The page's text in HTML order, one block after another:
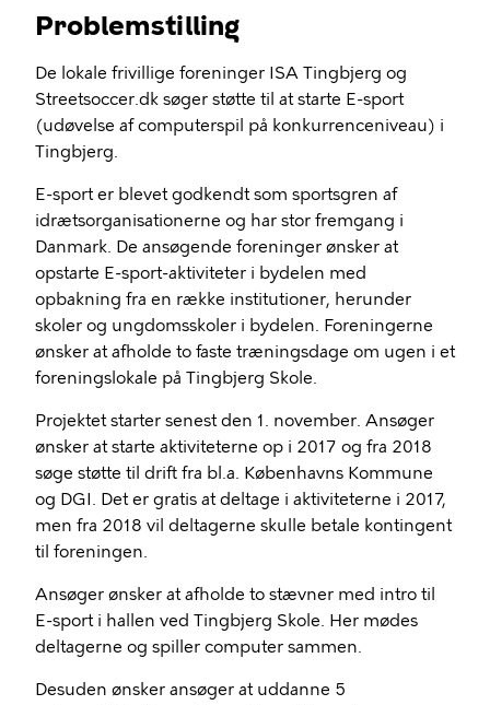
Problemstilling
De lokale frivillige foreninger ISA Tingbjerg og
Streetsoccer.dk søger støtte til at starte E-sport
(udøvelse af computerspil på konkurrenceniveau) i
Tingbjerg.
E-sport er blevet godkendt som sportsgren af
idrætsorganisationerne og har stor fremgang i
Danmark. De ansøgende foreninger ønsker at
opstarte E-sport-aktiviteter i bydelen med
opbakning fra en række institutioner, herunder
skoler og ungdomsskoler i bydelen. Foreningerne
ønsker at afholde to faste træningsdage om ugen i et
foreningslokale på Tingbjerg Skole.
Projektet starter senest den 1. november. Ansøger
ønsker at starte aktiviteterne op i 2017 og fra 2018
søge støtte til drift fra bl.a. Københavns Kommune
og DGI. Det er gratis at deltage i aktiviteterne i 2017,
men fra 2018 vil deltagerne skulle betale kontingent
til foreningen.
Ansøger ønsker at afholde to stævner med intro til
E-sport i hallen ved Tingbjerg Skole. Her mødes
deltagerne og spiller computer sammen.
Desuden ønsker ansøger at uddanne 5